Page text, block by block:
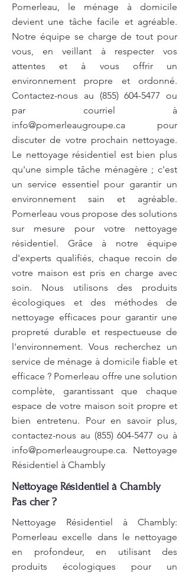
Pomerleau, le ménage à domicile
devient une tâche facile et agréable.
Notre équipe se charge de tout pour
vous, en veillant à respecter vos
attentes et à vous offrir un
environnement propre et ordonné.
Contactez-nous au (855) 604-5477 ou
par courriel à
info@pomerleaugroupe.ca pour
discuter de votre prochain nettoyage.
Le nettoyage résidentiel est bien plus
qu'une simple tâche ménagère ; c'est
un service essentiel pour garantir un
environnement sain et agréable.
Pomerleau vous propose des solutions
sur mesure pour votre nettoyage
résidentiel. Grâce à notre équipe
d'experts qualifiés, chaque recoin de
votre maison est pris en charge avec
soin. Nous utilisons des produits
écologiques et des méthodes de
nettoyage efficaces pour garantir une
propreté durable et respectueuse de
l'environnement. Vous recherchez un
service de ménage à domicile fiable et
efficace ? Pomerleau offre une solution
complète, garantissant que chaque
espace de votre maison soit propre et
bien entretenu. Pour en savoir plus,
contactez-nous au (855) 604-5477 ou à
info@pomerleaugroupe.ca. Nettoyage
Résidentiel à Chambly
Nettoyage Résidentiel à Chambly
Pas cher ?
Nettoyage Résidentiel à Chambly:
Pomerleau excelle dans le nettoyage
en profondeur, en utilisant des
produits écologiques pour un